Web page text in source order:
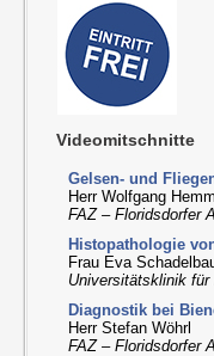
Videomitschnitte
Gelsen- und
Herr Wolfgang
FAZ – Floridsdorfer
Histopathologie
Frau Eva
Universitätsklinik für
Diagnostik bei
Herr Stefan Wöhrl
FAZ – Floridsdorfer